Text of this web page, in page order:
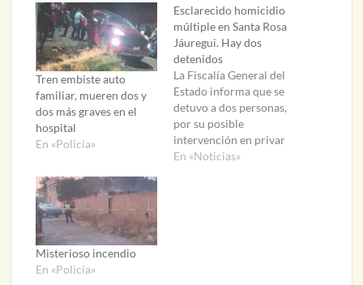
Tren embiste auto
familiar, mueren dos y
dos más graves en el
hospital
En «Policía»
Esclarecido homicidio
múltiple en Santa Rosa
Jáuregui. Hay dos
detenidos
La Fiscalía General del
Estado informa que se
detuvo a dos personas,
por su posible
intervención en privar
de la vida a cuatro
En «Noticias»
Misterioso incendio
En «Policía»